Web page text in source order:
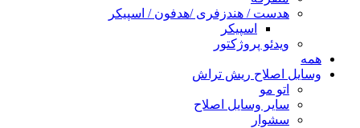
هدست / هندزفری /هدفون / اسپیکر
اسپیکر
ویدئو پروژکتور
همه
وسایل اصلاح ریش تراش
اتو مو
سایر وسایل اصلاح
سشوار